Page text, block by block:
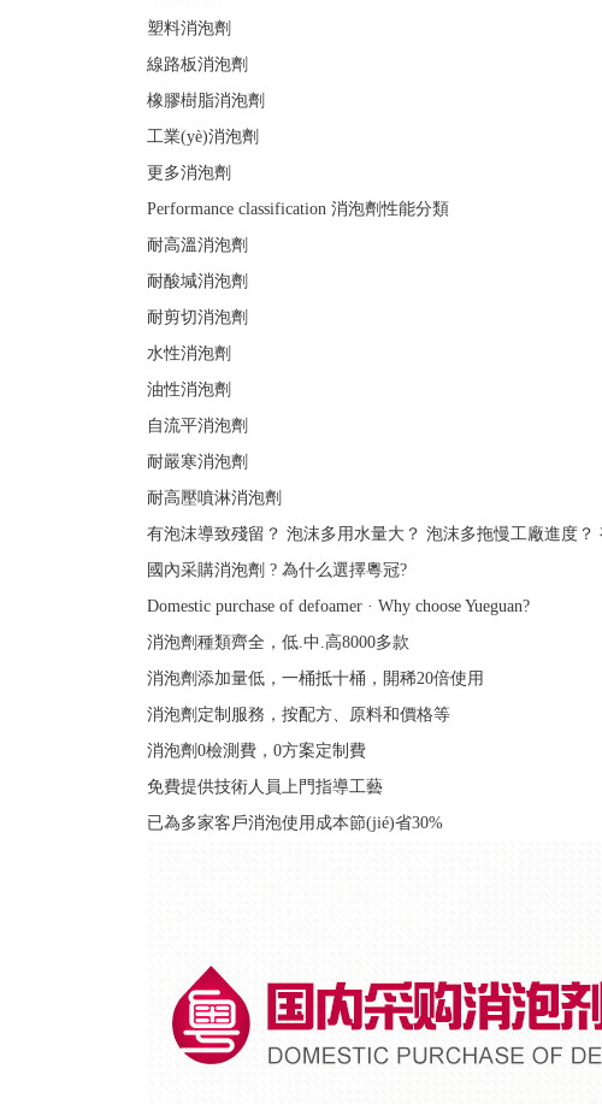
塑料消泡劑
線路板消泡劑
橡膠樹脂消泡劑
工業(yè)消泡劑
更多消泡劑
Performance classification 消泡劑性能分類
耐高溫消泡劑
耐酸堿消泡劑
耐剪切消泡劑
水性消泡劑
油性消泡劑
自流平消泡劑
耐嚴寒消泡劑
耐高壓噴淋消泡劑
有泡沫導致殘留？ 泡沫多用水量大？ 泡沫多拖慢工廠進度？
國內采購消泡劑 ? 為什么選擇粵冠?
Domestic purchase of defoamer · Why choose Yueguan?
消泡劑種類齊全，低.中.高8000多款
消泡劑添加量低，一桶抵十桶，開稀20倍使用
消泡劑定制服務，按配方、原料和價格等
消泡劑0檢測費，0方案定制費
免費提供技術人員上門指導工藝
已為多家客戶消泡使用成本節(jié)省30%